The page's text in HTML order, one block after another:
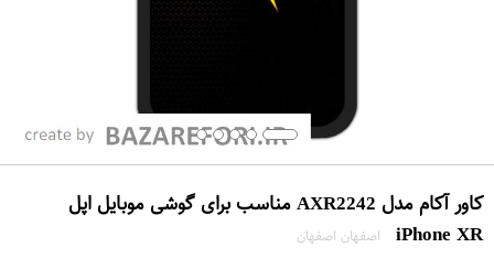
کاور آکام مدل AXR2242 مناسب برای گوشی موبایل اپل
iPhone XR
اصفهان اصفهان